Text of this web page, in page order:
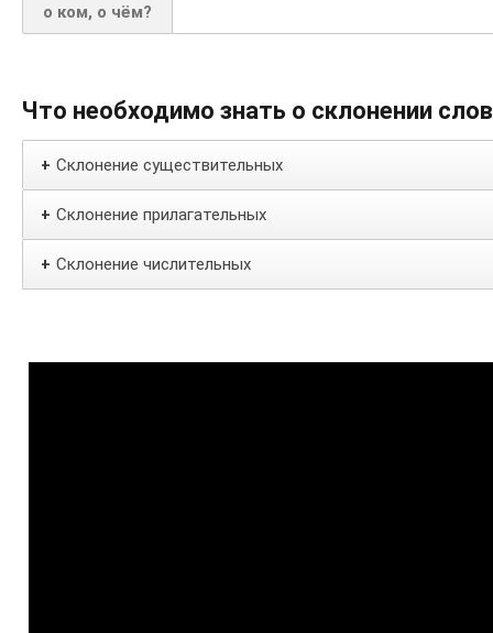
о ком, о чём?
Что необходимо знать о склонении
+ Склонение существительных
+ Склонение прилагательных
+ Склонение числительных